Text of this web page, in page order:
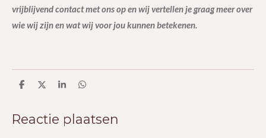
vrijblijvend contact met ons op en wij vertellen je graag meer over
wie wij zijn en wat wij voor jou kunnen betekenen.
D
n
D
S
e
D
n
Reactie plaatsen